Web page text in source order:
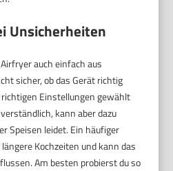
Unsicherheiten
auch einfach aus
sicher, ob das Gerät richtig
Einstellungen gewählt
kann aber dazu
Speisen leidet. Ein häufiger
Kochzeiten und kann das
Am besten probierst du so